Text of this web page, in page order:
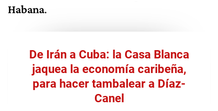
Habana.
De Irán a Cuba: la Casa Blanca
jaquea la economía caribeña,
para hacer tambalear a Díaz-
Canel